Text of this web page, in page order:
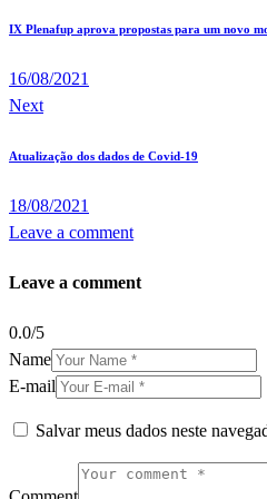
IX Plenafup aprova propostas para um novo
16/08/2021
Next
Atualização dos dados de Covid-19
18/08/2021
Leave a comment
Leave a comment
0.0/5
Name
E-mail
Salvar meus dados neste